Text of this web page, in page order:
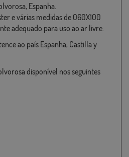
Espanha.
e várias medidas de 060X100
adequado para uso ao ar livre.
ao país Espanha, Castilla y
disponível nos seguintes